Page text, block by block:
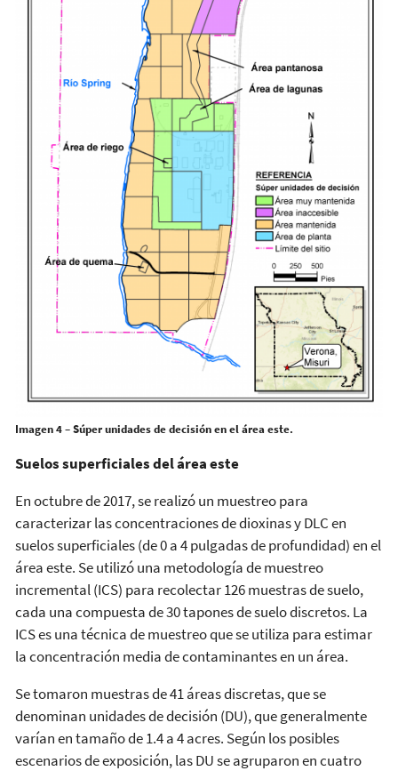
Imagen 4 – Súper unidades de decisión en el área este.
Suelos superficiales del área este
En octubre de 2017, se realizó un muestreo para
caracterizar las concentraciones de dioxinas y DLC en
suelos superficiales (de 0 a 4 pulgadas de profundidad) en el
área este. Se utilizó una metodología de muestreo
incremental (ICS) para recolectar 126 muestras de suelo,
cada una compuesta de 30 tapones de suelo discretos. La
ICS es una técnica de muestreo que se utiliza para estimar
la concentración media de contaminantes en un área.
Se tomaron muestras de 41 áreas discretas, que se
denominan unidades de decisión (DU), que generalmente
varían en tamaño de 1.4 a 4 acres. Según los posibles
escenarios de exposición, las DU se agruparon en cuatro